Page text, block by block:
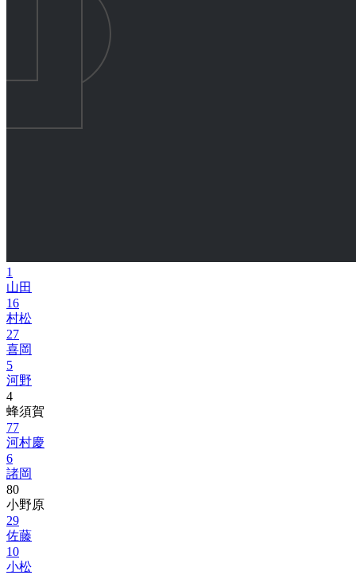
1
山田
16
村松
27
喜岡
5
河野
4
蜂須賀
77
河村慶
6
諸岡
80
小野原
29
佐藤
10
小松